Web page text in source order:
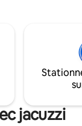
profonde et
vasque bien
d'un banc de
espace de
et de
jacuzzi